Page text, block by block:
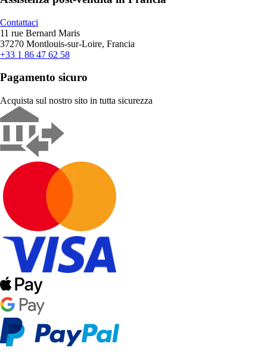
Contattaci
11 rue Bernard Maris
37270 Montlouis-sur-Loire, Francia
+33 1 86 47 62 58
Pagamento sicuro
Acquista sul nostro sito in tutta sicurezza